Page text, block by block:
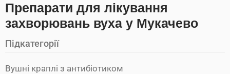
Препарати для лікування
захворювань вуха у Мукачево
Підкатегорії
Вушні краплі з антибіотиком